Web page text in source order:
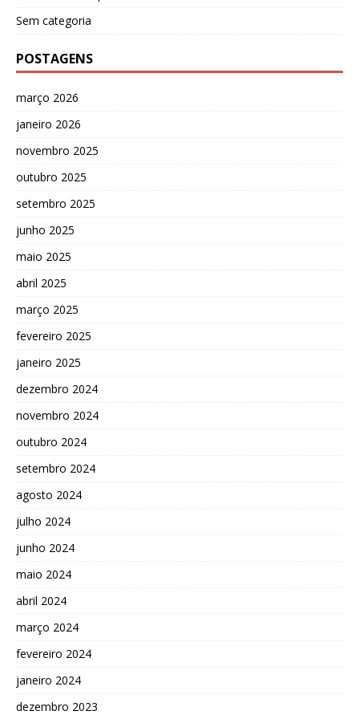
Sem categoria
POSTAGENS
março 2026
janeiro 2026
novembro 2025
outubro 2025
setembro 2025
junho 2025
maio 2025
abril 2025
março 2025
fevereiro 2025
janeiro 2025
dezembro 2024
novembro 2024
outubro 2024
setembro 2024
agosto 2024
julho 2024
junho 2024
maio 2024
abril 2024
março 2024
fevereiro 2024
janeiro 2024
dezembro 2023